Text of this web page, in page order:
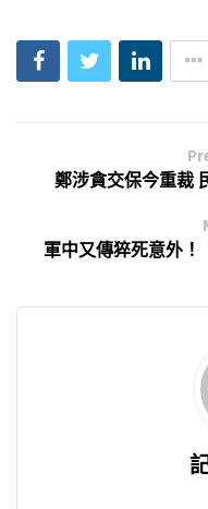
鄭涉貪交保今重裁
軍中又傳猝死意外